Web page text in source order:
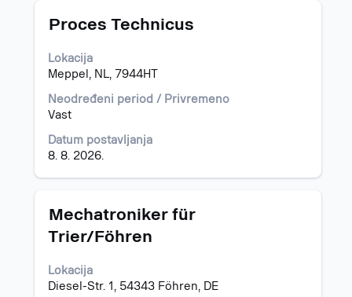
Naslov
Proces Technicus
Lokacija
Meppel, NL, 7944HT
Neodređeni period / Privremeno
Vast
Datum postavljanja
8. 8. 2026.
Izaberite
razmaknicom
da
biste
prikazali
celokupan
informacija
o
poslu.
Naslov
Mechatroniker für
Trier/Föhren
Lokacija
Diesel-Str. 1, 54343 Föhren, DE
Izaberite
razmaknicom
biste
prikazali